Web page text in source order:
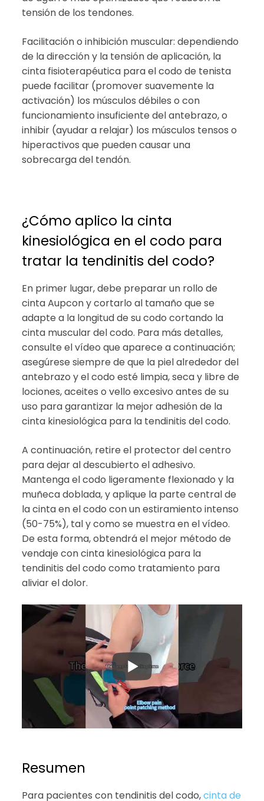
tensión de los tendones.
Facilitación o inhibición muscular: dependiendo
de la dirección y la tensión de aplicación, la
cinta fisioterapéutica para el codo de tenista
puede facilitar (promover suavemente la
activación) los músculos débiles o con
funcionamiento insuficiente del antebrazo, o
inhibir (ayudar a relajar) los músculos tensos o
hiperactivos que pueden causar una
sobrecarga del tendón.
¿Cómo aplico la cinta
kinesiológica en el codo para
tratar la tendinitis del codo?
En primer lugar, debe preparar un rollo de
cinta Aupcon y cortarlo al tamaño que se
adapte a la longitud de su codo cortando la
cinta muscular del codo. Para más detalles,
consulte el vídeo que aparece a continuación;
asegúrese siempre de que la piel alrededor del
antebrazo y el codo esté limpia, seca y libre de
lociones, aceites o vello excesivo antes de su
uso para garantizar la mejor adhesión de la
cinta kinesiológica para la tendinitis del codo.
A continuación, retire el protector del centro
para dejar al descubierto el adhesivo.
Mantenga el codo ligeramente flexionado y la
muñeca doblada, y aplique la parte central de
la cinta en el codo con un estiramiento intenso
(50-75%), tal y como se muestra en el vídeo.
De esta forma, obtendrá el mejor método de
vendaje con cinta kinesiológica para la
tendinitis del codo como tratamiento para
aliviar el dolor.
Resumen
Para pacientes con tendinitis del codo,cinta de